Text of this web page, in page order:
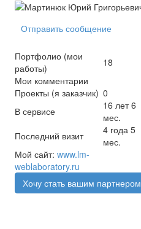
Отправить сообщение
Портфолио (мои
работы)
18
Мои комментарии
Проекты (я заказчик) 0
В сервисе
16 лет 6
мес.
Последний визит
4 года 5
мес.
Мой сайт: www.lm-
weblaboratory.ru
Хочу стать вашим партнером